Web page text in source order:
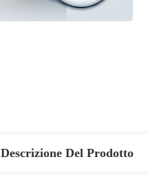
Descrizione Del Prodotto